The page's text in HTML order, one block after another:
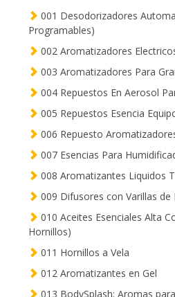
001 Desodorizadores
Programables)
002 Aromatizadores
003 Aromatizadores Para
004 Repuestos En Aerosol
005 Repuestos Esencia
006 Repuesto
007 Esencias Para
008 Aromatizantes Liquidos
009 Difusores con Varillas de
010 Aceites Esenciales Alta
Hornillos)
011 Hornillos a Vela
012 Aromatizantes en Gel
013 BodySplash: Aromas